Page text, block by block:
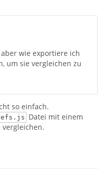
wie exportiere ich
um sie vergleichen zu
so einfach.
Datei mit einem